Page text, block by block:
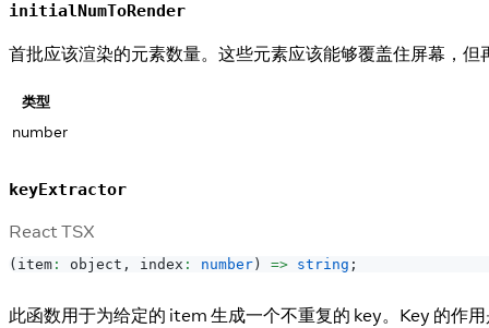
initialNumToRender
首批应该渲染的元素数量。这些元素应该能够覆盖住屏幕，
类型
number
keyExtractor
React TSX
( item : object , index : number ) => string ;
此函数用于为给定的 item 生成一个不重复的 key。Key 的作